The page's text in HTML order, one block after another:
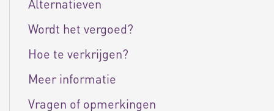
Alternatieven
Wordt het vergoed?
Hoe te verkrijgen?
Meer informatie
Vragen of opmerkingen